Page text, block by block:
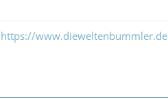
https://www.dieweltenbummler.de